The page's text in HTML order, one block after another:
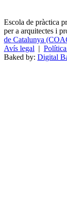
Escola de pràctica
per a arquitectes i
de Catalunya
Avís legal |
Baked by: Digital